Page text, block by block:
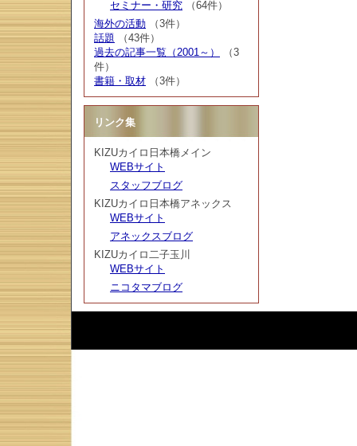
セミナー・研究 （64件）
海外の活動 （3件）
話題 （43件）
過去の記事一覧（2001～）
（3
件）
書籍・取材 （3件）
リンク集
KIZUカイロ日本橋メイン
WEBサイト
スタッフブログ
KIZUカイロ日本橋アネックス
WEBサイト
アネックスブログ
KIZUカイロ二子玉川
WEBサイト
ニコタマブログ